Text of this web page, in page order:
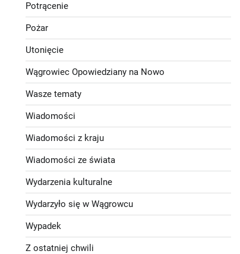
Potrącenie
Pożar
Utonięcie
Wągrowiec Opowiedziany na Nowo
Wasze tematy
Wiadomości
Wiadomości z kraju
Wiadomości ze świata
Wydarzenia kulturalne
Wydarzyło się w Wągrowcu
Wypadek
Z ostatniej chwili